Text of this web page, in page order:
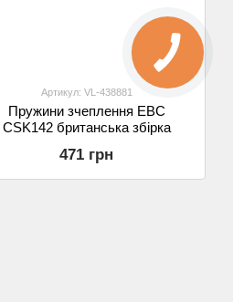
Артикул: VL-438881
Пружини зчеплення EBC
CSK142 британська збірка
471 грн